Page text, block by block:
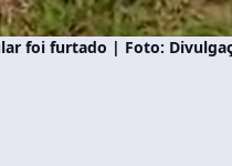
foi furtado | Foto: